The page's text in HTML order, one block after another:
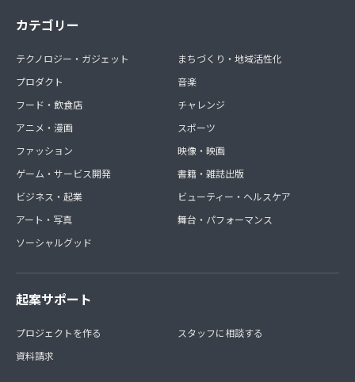
カテゴリー
テクノロジー・ガジェット
プロダクト
フード・飲食店
アニメ・漫画
ファッション
ゲーム・サービス開発
ビジネス・起業
アート・写真
ソーシャルグッド
まちづくり・地域活性化
音楽
チャレンジ
スポーツ
映像・映画
書籍・雑誌出版
ビューティー・ヘルスケア
舞台・パフォーマンス
起案サポート
プロジェクトを作る
資料請求
スタッフに相談する